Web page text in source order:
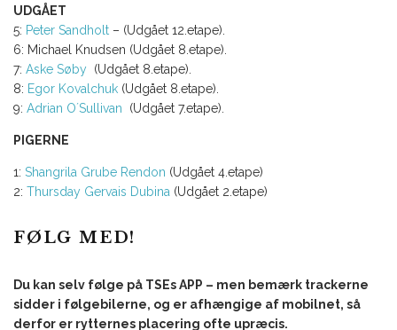
UDGÅET
5: Peter Sandholt – (Udgået 12.etape).
6: Michael Knudsen (Udgået 8.etape).
7: Aske Søby (Udgået 8.etape).
8: Egor Kovalchuk (Udgået 8.etape).
9: Adrian O´Sullivan (Udgået 7.etape).
PIGERNE
1: Shangrila Grube Rendon (Udgået 4.etape)
2: Thursday Gervais Dubina (Udgået 2.etape)
FØLG MED!
Du kan selv følge på TSEs APP – men bemærk trackerne
sidder i følgebilerne, og er afhængige af mobilnet, så
derfor er rytternes placering ofte upræcis.